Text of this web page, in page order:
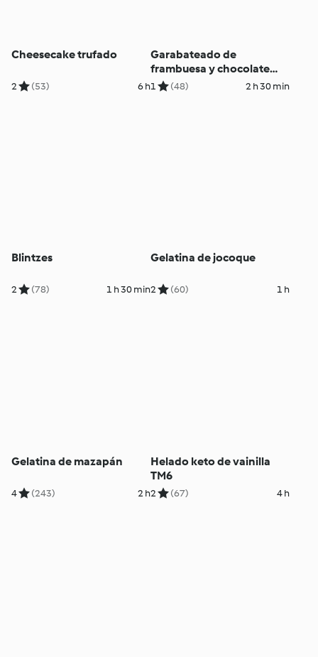
Cheesecake trufado
2 (53) 6 h
Garabateado de
frambuesa y chocolate
blanco
1 (48) 2 h 30 min
Blintzes
2 (78) 1 h 30 min
Gelatina de jocoque
2 (60) 1 h
Gelatina de mazapán
4 (243) 2 h
Helado keto de vainilla
TM6
2 (67) 4 h